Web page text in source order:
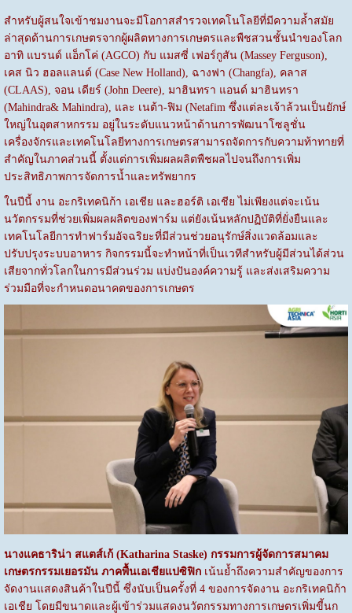
สำหรับผู้สนใจเข้าชมงานจะมีโอกาสสำรวจเทคโนโลยีที่มีความล้ำสมัย
ล่าสุดด้านการเกษตรจากผู้ผลิตทางการเกษตรและพืชสวนชั้นนำของโลก
อาทิ แบรนด์ แอ็กโค่ (AGCO) กับ แมสซี่ เฟอร์กูสัน (Massey Ferguson),
เคส นิว ฮอลแลนด์ (Case New Holland), ฉางฟา (Changfa), คลาส
(CLAAS), จอน เดียร์ (John Deere), มาฮินทรา แอนด์ มาฮินทรา
(Mahindra& Mahindra), และ เนต้า-ฟิม (Netafim ซึ่งแต่ละเจ้าล้วนเป็นยักษ์
ใหญ่ในอุตสาหกรรม อยู่ในระดับแนวหน้าด้านการพัฒนาโซลูชั่น
เครื่องจักรและเทคโนโลยีทางการเกษตรสามารถจัดการกับความท้าทายที่
สำคัญในภาคส่วนนี้ ตั้งแต่การเพิ่มผลผลิตพืชผลไปจนถึงการเพิ่ม
ประสิทธิภาพการจัดการน้ำและทรัพยากร
ในปีนี้ งาน อะกริเทคนิก้า เอเชีย และฮอร์ติ เอเชีย ไม่เพียงแต่จะเน้น
นวัตกรรมที่ช่วยเพิ่มผลผลิตของฟาร์ม แต่ยังเน้นหลักปฏิบัติที่ยั่งยืนและ
เทคโนโลยีการทำฟาร์มอัจฉริยะที่มีส่วนช่วยอนุรักษ์สิ่งแวดล้อมและ
ปรับปรุงระบบอาหาร กิจกรรมนี้จะทำหน้าที่เป็นเวทีสำหรับผู้มีส่วนได้ส่วน
เสียจากทั่วโลกในการมีส่วนร่วม แบ่งปันองค์ความรู้ และส่งเสริมความ
ร่วมมือที่จะกำหนดอนาคตของการเกษตร
นางแคธาริน่า สแตส์เก้ (Katharina Staske) กรรมการผู้จัดการสมาคม
เกษตรกรรมเยอรมัน ภาคพื้นเอเชียแปซิฟิกเน้นย้ำถึงความสำคัญของการ
จัดงานแสดงสินค้าในปีนี้ ซึ่งนับเป็นครั้งที่ 4 ของการจัดงาน อะกริเทคนิก้า
เอเชีย โดยมีขนาดและผู้เข้าร่วมแสดงนวัตกรรมทางการเกษตรเพิ่มขี้นก